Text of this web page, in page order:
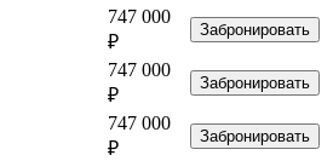
747 000
₽
Забронировать
747 000
₽
Забронировать
747 000
₽
Забронировать